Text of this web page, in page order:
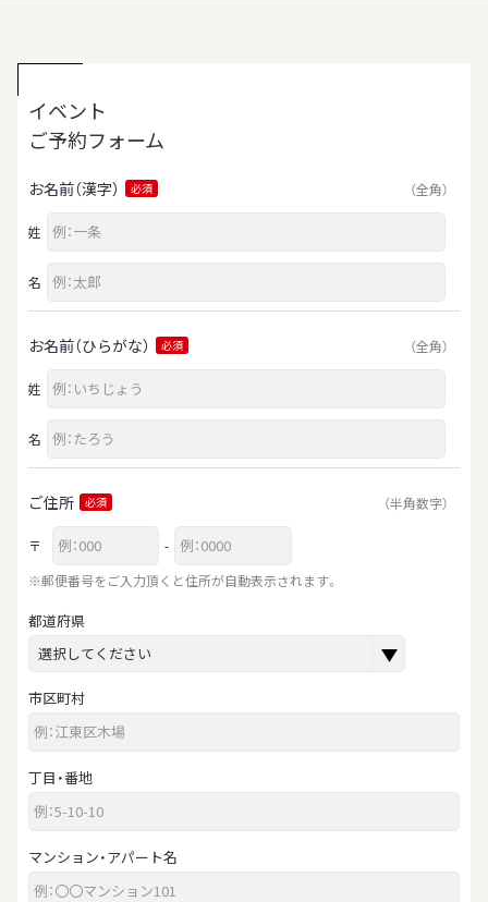
イベント
ご予約フォーム
お名前（漢字） 必須 （全角）
姓
名
お名前（ひらがな） 必須 （全角）
姓
名
ご住所 必須 （半角数字）
〒
-
※郵便番号をご入力頂くと住所が自動表示されます。
都道府県
市区町村
丁目・番地
マンション・アパート名